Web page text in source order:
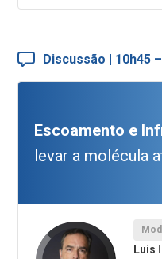
Discussão | 10h45
Escoamento e
levar a molécula
Luis